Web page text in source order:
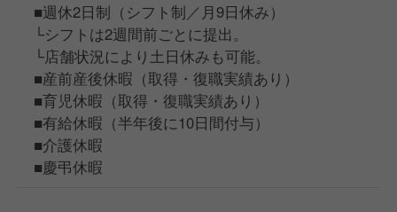
■週休2日制（シフト制／月9日休み）
└シフトは2週間前ごとに提出。
└店舗状況により土日休みも可能。
■産前産後休暇（取得・復職実績あり）
■育児休暇（取得・復職実績あり）
■有給休暇（半年後に10日間付与）
■介護休暇
■慶弔休暇